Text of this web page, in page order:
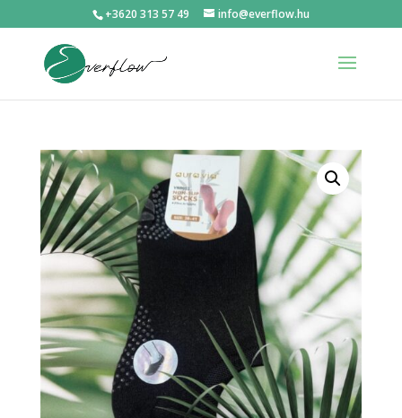
+3620 313 57 49 info@everflow.hu